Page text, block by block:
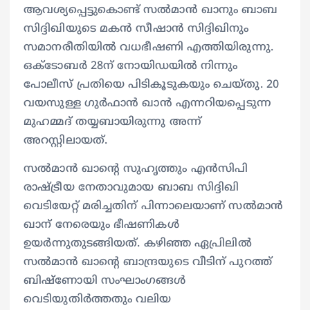
ആവശ്യപ്പെട്ടുകൊണ്ട് സല്‍മാന്‍ ഖാനും ബാബ
സിദ്ദിഖിയുടെ മകന്‍ സീഷാന്‍ സിദ്ദിഖിനും
സമാനരീതിയില്‍ വധഭീഷണി എത്തിയിരുന്നു.
ഒക്ടോബര്‍ 28ന് നോയിഡയില്‍ നിന്നും
പോലീസ് പ്രതിയെ പിടികൂടുകയും ചെയ്തു. 20
വയസുള്ള ഗുര്‍ഫാന്‍ ഖാന്‍ എന്നറിയപ്പെടുന്ന
മുഹമ്മദ് തയ്യബായിരുന്നു അന്ന്
അറസ്റ്റിലായത്.
സല്‍മാന്‍ ഖാന്‍റെ സുഹൃത്തും എൻസിപി
രാഷ്‌ട്രീയ നേതാവുമായ ബാബ സിദ്ദിഖി
വെടിയേറ്റ് മരിച്ചതിന് പിന്നാലെയാണ് സല്‍മാന്‍
ഖാന് നേരെയും ഭീഷണികൾ
ഉയർന്നുതുടങ്ങിയത്. കഴിഞ്ഞ ഏപ്രിലിൽ
സല്‍മാന്‍ ഖാന്‍റെ ബാന്ദ്രയുടെ വീടിന് പുറത്ത്
ബിഷ്‌ണോയി സംഘാംഗങ്ങൾ
വെടിയുതിർത്തതും വലിയ